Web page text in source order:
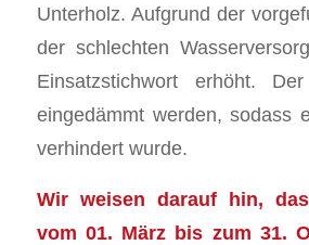
Unterholz. Aufgrund der
der schlechten
Einsatzstichwort erhöht.
eingedämmt werden, sodass
verhindert wurde.
Wir weisen darauf hin,
vom 01. März bis zum 31.